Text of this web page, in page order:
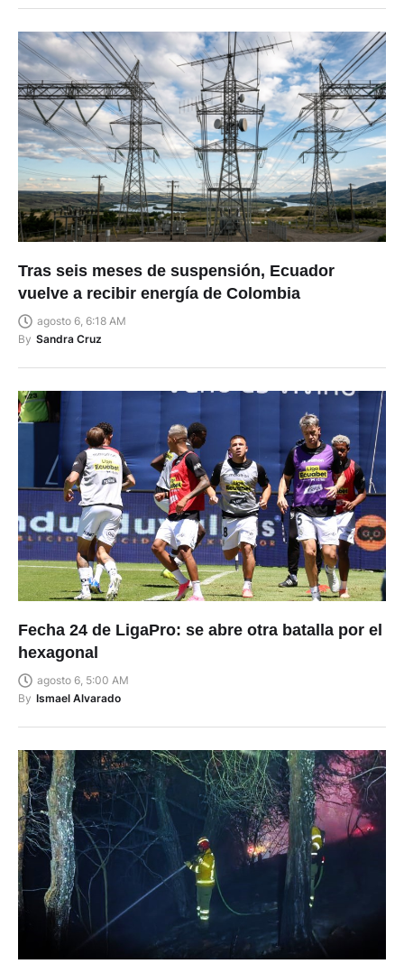
Tras seis meses de suspensión, Ecuador
vuelve a recibir energía de Colombia
agosto 6, 6:18 AM
By Sandra Cruz
Fecha 24 de LigaPro: se abre otra batalla por el
hexagonal
agosto 6, 5:00 AM
By Ismael Alvarado